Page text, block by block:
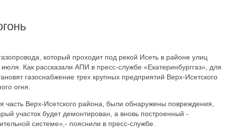
газопровода, который проходит под рекой Исеть в районе улиц
Как рассказали АПИ в пресс-службе «Екатеринбурггаз», для
газоснабжение трех крупных предприятий Верх-Исетского
огня.
часть Верх-Исетского района, были обнаружены повреждения,
участок будет демонтирован, а вновь построенный -
системе»,- пояснили в пресс-службе.